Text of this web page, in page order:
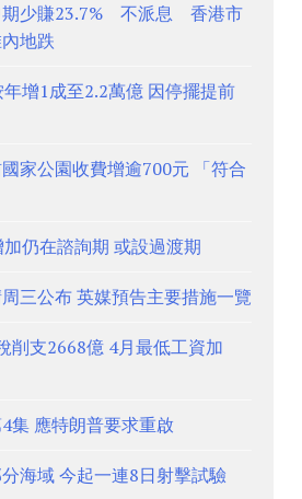
期少賺23.7% 不派息 香港市
地跌
增1成至2.2萬億 因停擺提前
家公園收費增逾700元 「符合
仍在諮詢期 或設過渡期
三公布 英媒預告主要措施一覽
削支2668億 4月最低工資加
集 應特朗普要求重啟
海域 今起一連8日射擊試驗